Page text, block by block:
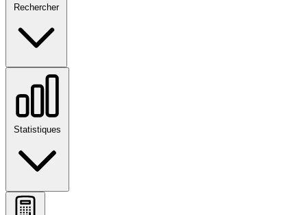
Rechercher
Statistiques